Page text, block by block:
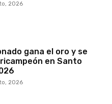
2026
gana el oro y se
en Santo
2026